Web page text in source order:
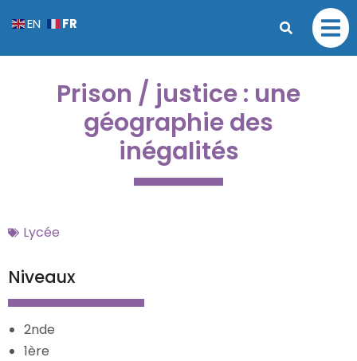
Prison / justice : une
géographie des
inégalités
Lycée
Niveaux
2nde
1ère
EN FR